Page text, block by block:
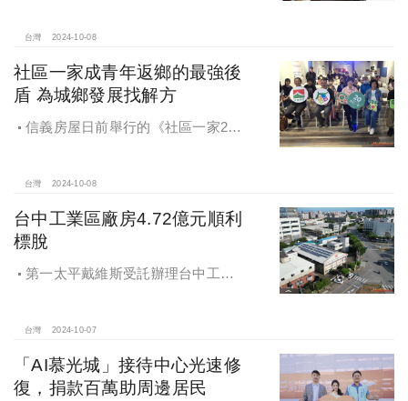
家邸「長築白樓1」
台灣 2024-10-08
社區一家成青年返鄉的最強後
盾 為城鄉發展找解方
信義房屋日前舉行的《社區一家20
彰化鬆勢三日節策展人劉孟豪分享他
們如何以創新思維和社區凝聚力，為
家鄉帶來改變和發展的故事。
台灣 2024-10-08
台中工業區廠房4.72億元順利
標脫
第一太平戴維斯受託辦理台中工業
價率5％。
台灣 2024-10-07
「AI慕光城」接待中心光速修
復，捐款百萬助周邊居民